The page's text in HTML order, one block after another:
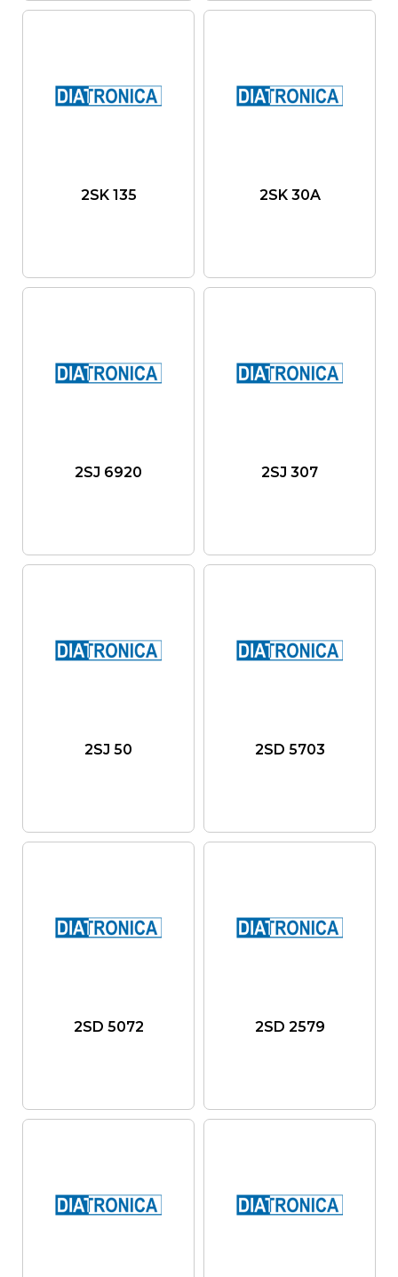
2SK 135 2SK 30A
2SJ 6920 2SJ 307
2SJ 50 2SD 5703
2SD 5072 2SD 2579